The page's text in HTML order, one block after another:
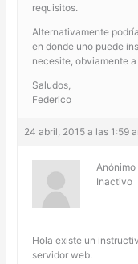
requisitos.
Alternativamente
en donde uno puede
necesite, obviamente
Saludos,
Federico
24 abril, 2015 a las 1:59
Anónimo
Inactivo
Hola existe un
servidor web.